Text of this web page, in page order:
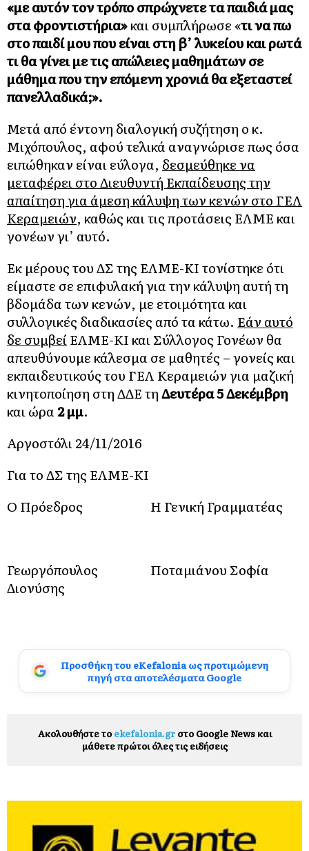
«με αυτόν τον τρόπο σπρώχνετε τα παιδιά μας
στα φροντιστήρια»και συμπλήρωσε «τι να πω
στο παιδί μου που είναι στη β’ λυκείου και ρωτά
τι θα γίνει με τις απώλειες μαθημάτων σε
μάθημα που την επόμενη χρονιά θα εξεταστεί
πανελλαδικά;».
Μετά από έντονη διαλογική συζήτηση ο κ.
Μιχόπουλος, αφού τελικά αναγνώρισε πως όσα
ειπώθηκαν είναι εύλογα, δεσμεύθηκε να
μεταφέρει στο Διευθυντή Εκπαίδευσης την
απαίτηση για άμεση κάλυψη των κενών στο ΓΕΛ
Κεραμειών, καθώς και τις προτάσεις ΕΛΜΕ και
γονέων γι’ αυτό.
Εκ μέρους του ΔΣ της ΕΛΜΕ-ΚΙ τονίστηκε ότι
είμαστε σε επιφυλακή για την κάλυψη αυτή τη
βδομάδα των κενών, με ετοιμότητα και
συλλογικές διαδικασίες από τα κάτω. Εάν αυτό
δε συμβείΕΛΜΕ-ΚΙ και Σύλλογος Γονέων θα
απευθύνουμε κάλεσμα σε μαθητές – γονείς και
εκπαιδευτικούς του ΓΕΛ Κεραμειών για μαζική
κινητοποίηση στη ΔΔΕ τηΔευτέρα 5 Δεκέμβρη
και ώρα 2 μμ.
Αργοστόλι 24/11/2016
Για το ΔΣ της ΕΛΜΕ-ΚΙ
Ο Πρόεδρος
Η Γενική Γραμματέας
Γεωργόπουλος
Διονύσης
Ποταμιάνου Σοφία
Προσθήκη του eKefalonia ως προτιμώμενη
πηγή στα αποτελέσματα Google
Ακολουθήστε το ekefalonia.grστο Google News και
μάθετε πρώτοι όλες τις ειδήσεις